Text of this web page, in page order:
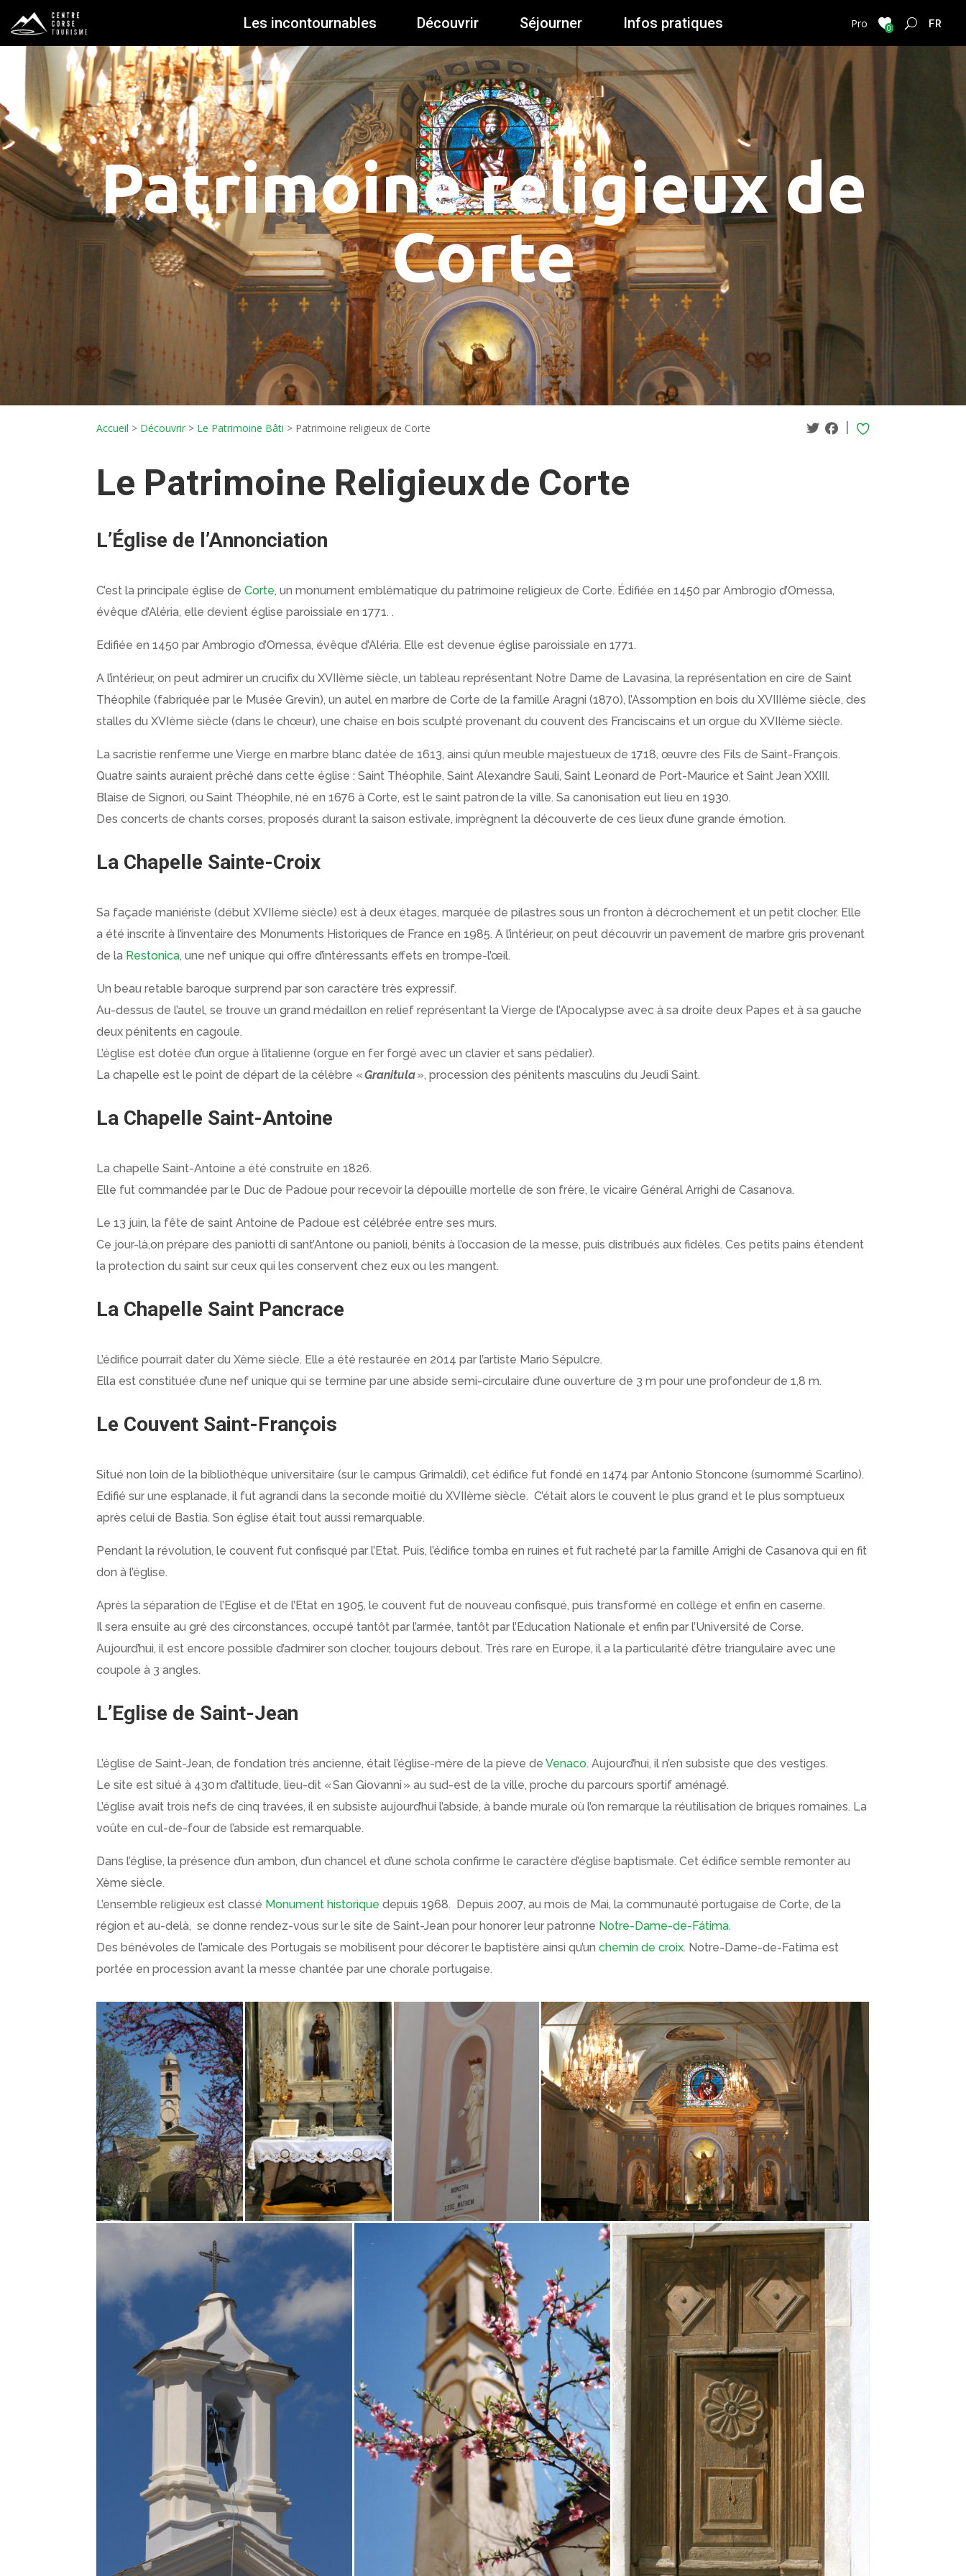
Les incontournables Découvrir Séjourner Infos pratiques Pro 0
Patrimoine religieux de
Corte
Accueil > Découvrir > Le Patrimoine Bâti > Patrimoine religieux de Corte |
Le Patrimoine Religieux de Corte
L’Église de l’Annonciation
C’est la principale église deCorte, un monument emblématique du patrimoine religieux de Corte. Édifiée en 1450 par Ambrogio d’Omessa,
évêque d’Aléria, elle devient église paroissiale en 1771. .
Edifiée en 1450 par Ambrogio d’Omessa, évêque d’Aléria. Elle est devenue église paroissiale en 1771.
A l’intérieur, on peut admirer un crucifix du XVIIème siècle, un tableau représentant Notre Dame de Lavasina, la représentation en cire de Saint
Théophile (fabriquée par le Musée Grevin), un autel en marbre de Corte de la famille Aragni (1870), l’Assomption en bois du XVIIIème siècle, des
stalles du XVIème siècle (dans le chœur), une chaise en bois sculpté provenant du couvent des Franciscains et un orgue du XVIIème siècle.
La sacristie renferme une Vierge en marbre blanc datée de 1613, ainsi qu’un meuble majestueux de 1718, œuvre des Fils de Saint-François.
Quatre saints auraient prêché dans cette église : Saint Théophile, Saint Alexandre Sauli, Saint Leonard de Port-Maurice et Saint Jean XXIII.
Blaise de Signori, ou Saint Théophile, né en 1676 à Corte, est le saint patron de la ville. Sa canonisation eut lieu en 1930.
Des concerts de chants corses, proposés durant la saison estivale, imprègnent la découverte de ces lieux d’une grande émotion.
La Chapelle Sainte-Croix
Sa façade maniériste (début XVIIème siècle) est à deux étages, marquée de pilastres sous un fronton à décrochement et un petit clocher. Elle
a été inscrite à l’inventaire des Monuments Historiques de France en 1985. A l’intérieur, on peut découvrir un pavement de marbre gris provenant
de la Restonica, une nef unique qui offre d’intéressants effets en trompe-l’œil.
Un beau retable baroque surprend par son caractère très expressif.
Au-dessus de l’autel, se trouve un grand médaillon en relief représentant la Vierge de l’Apocalypse avec à sa droite deux Papes et à sa gauche
deux pénitents en cagoule.
L’église est dotée d’un orgue à l’italienne (orgue en fer forgé avec un clavier et sans pédalier).
La chapelle est le point de départ de la célèbre «Granitula», procession des pénitents masculins du Jeudi Saint.
La Chapelle Saint-Antoine
La chapelle Saint-Antoine a été construite en 1826.
Elle fut commandée par le Duc de Padoue pour recevoir la dépouille mortelle de son frère, le vicaire Général Arrighi de Casanova.
Le 13 juin, la fête de saint Antoine de Padoue est célébrée entre ses murs.
Ce jour-là,on prépare des paniotti di sant’Antone ou panioli, bénits à l’occasion de la messe, puis distribués aux fidèles. Ces petits pains étendent
la protection du saint sur ceux qui les conservent chez eux ou les mangent.
La Chapelle Saint Pancrace
L’édifice pourrait dater du Xème siècle. Elle a été restaurée en 2014 par l’artiste Mario Sépulcre.
Ella est constituée d’une nef unique qui se termine par une abside semi-circulaire d’une ouverture de 3 m pour une profondeur de 1,8 m.
Le Couvent Saint-François
Situé non loin de la bibliothèque universitaire (sur le campus Grimaldi), cet édifice fut fondé en 1474 par Antonio Stoncone (surnommé Scarlino).
Edifié sur une esplanade, il fut agrandi dans la seconde moitié du XVIIème siècle. C’était alors le couvent le plus grand et le plus somptueux
après celui de Bastia. Son église était tout aussi remarquable.
Pendant la révolution, le couvent fut confisqué par l’Etat. Puis, l’édifice tomba en ruines et fut racheté par la famille Arrighi de Casanova qui en fit
don à l’église.
Après la séparation de l’Eglise et de l’Etat en 1905, le couvent fut de nouveau confisqué, puis transformé en collège et enfin en caserne.
Il sera ensuite au gré des circonstances, occupé tantôt par l’armée, tantôt par l’Education Nationale et enfin par l’Université de Corse.
Aujourd’hui, il est encore possible d’admirer son clocher, toujours debout. Très rare en Europe, il a la particularité d’être triangulaire avec une
coupole à 3 angles.
L’Eglise de Saint-Jean
L’église de Saint-Jean, de fondation très ancienne, était l’église-mère de la pieve deVenaco. Aujourd’hui, il n’en subsiste que des vestiges.
Le site est situé à 430 m d’altitude, lieu-dit « San Giovanni » au sud-est de la ville, proche du parcours sportif aménagé.
L’église avait trois nefs de cinq travées, il en subsiste aujourd’hui l’abside, à bande murale où l’on remarque la réutilisation de briques romaines. La
voûte en cul-de-four de l’abside est remarquable.
Dans l’église, la présence d’un ambon, d’un chancel et d’une schola confirme le caractère d’église baptismale. Cet édifice semble remonter au
Xème siècle.
L’ensemble religieux est classé Monument historique depuis 1968. Depuis 2007, au mois de Mai, la communauté portugaise de Corte, de la
région et au-delà, se donne rendez-vous sur le site de Saint-Jean pour honorer leur patronne Notre-Dame-de-Fátima.
Des bénévoles de l’amicale des Portugais se mobilisent pour décorer le baptistère ainsi qu’unchemin de croix. Notre-Dame-de-Fatima est
portée en procession avant la messe chantée par une chorale portugaise.